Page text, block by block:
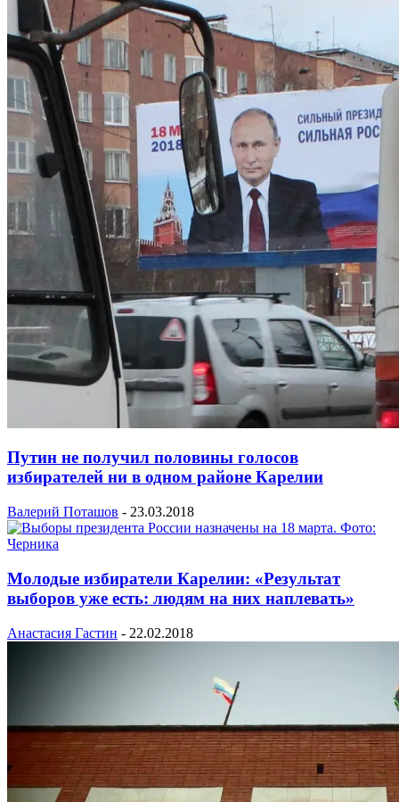
Путин не получил половины голосов
избирателей ни в одном районе Карелии
Валерий Поташов - 23.03.2018
Молодые избиратели Карелии: «Результат
выборов уже есть: людям на них наплевать»
Анастасия Гастин - 22.02.2018